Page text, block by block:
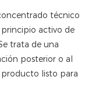
técnico
activo de
trata de una
posterior o al
producto listo para